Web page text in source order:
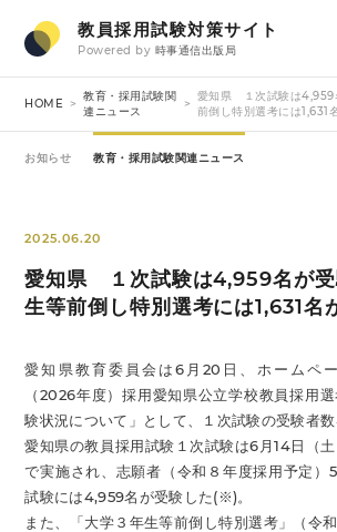
教員採用試験対策サイト
Powered by 時事通信出版局
HOME
教育・採用試験関
連ニュース
愛知県 １次試験は4,959
前倒し特別選考には1,631
お知らせ 教育・採用試験関連ニュース
2025.06.20
愛知県 １次試験は4,959名が受
生等前倒し特別選考には1,631名
愛知県教育委員会は6月20日、ホームペ
（2026年度）採用愛知県公立学校教員採用
験状況について」として、１次試験の受験者数
愛知県の教員採用試験１次試験は6月14日（
で実施され、志願者（令和８年度採用予定）
試験には4,959名が受験した(※)。
また、「大学３年生等前倒し特別選考」（令